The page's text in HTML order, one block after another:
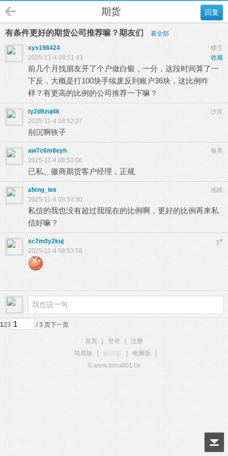
回复
期货
有条件更好的期货公司推荐嘛？期友们
看全部
楼主
xys198424
收藏
2025-11-4 08:51:43
前几个月找朋友开了个户做白银，一分，这段时间算了一
下反，大概是打100块手续废反到账户36块，这比例咋
样？有更高的比例的公司推荐一下嘛？
沙发
ty2d9zuj4k
2025-11-4 08:52:37
别沉啊铁子
板凳
aw7c6m8eyh
2025-11-4 08:53:06
已私。徽商期货客户经理，正规
地板
afeng_lee
2025-11-4 08:53:40
私信的我也没有超过我现在的比例啊，更好的比例再来私
信好嘛？
5#
xc7m0y2kuj
2025-11-4 08:53:58
123 / 3 页下一页
首页 登录
注册
简易版
触屏版 电脑版
© www.simu001.cn